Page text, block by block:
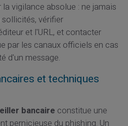
vigilance absolue : ne jamais
vérifier
et l'URL, et contacter
par les canaux officiels en cas
d'un message.
et techniques
bancaire constitue une